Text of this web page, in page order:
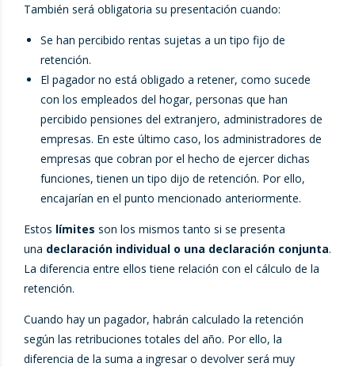
También será obligatoria su presentación cuando:
Se han percibido rentas sujetas a un tipo fijo de
retención.
El pagador no está obligado a retener, como sucede
con los empleados del hogar, personas que han
percibido pensiones del extranjero, administradores de
empresas. En este último caso, los administradores de
empresas que cobran por el hecho de ejercer dichas
funciones, tienen un tipo dijo de retención. Por ello,
encajarían en el punto mencionado anteriormente.
Estos límites son los mismos tanto si se presenta
una declaración individual o una declaración conjunta.
La diferencia entre ellos tiene relación con el cálculo de la
retención.
Cuando hay un pagador, habrán calculado la retención
según las retribuciones totales del año. Por ello, la
diferencia de la suma a ingresar o devolver será muy